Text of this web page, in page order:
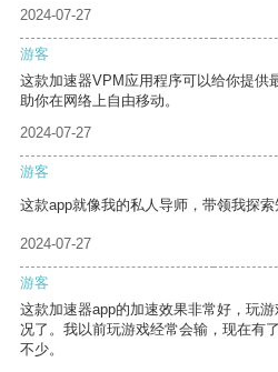
2024-07-27
游客
这款加速器VPM应用程序可以给你提供
助你在网络上自由移动。
2024-07-27
游客
这款app就像我的私人导师，带领我探索
2024-07-27
游客
这款加速器app的加速效果非常好，玩
况了。我以前玩游戏经常会输，现在有
不少。